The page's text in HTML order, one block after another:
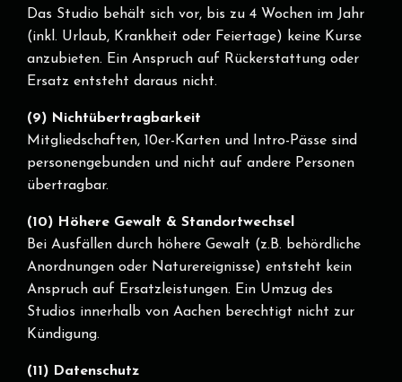
Das Studio behält sich vor, bis zu 4 Wochen im Jahr
(inkl. Urlaub, Krankheit oder Feiertage) keine Kurse
anzubieten. Ein Anspruch auf Rückerstattung oder
Ersatz entsteht daraus nicht.
(9) Nichtübertragbarkeit
Mitgliedschaften, 10er-Karten und Intro-Pässe sind
personengebunden und nicht auf andere Personen
übertragbar.
(10) Höhere Gewalt & Standortwechsel
Bei Ausfällen durch höhere Gewalt (z.B. behördliche
Anordnungen oder Naturereignisse) entsteht kein
Anspruch auf Ersatzleistungen. Ein Umzug des
Studios innerhalb von Aachen berechtigt nicht zur
Kündigung.
(11) Datenschutz